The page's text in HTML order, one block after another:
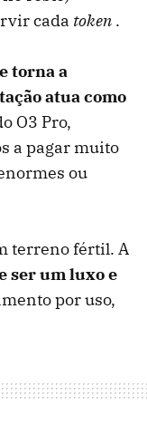
cada token .
torna a
atua como
O3 Pro,
a pagar muito
ou
terreno fértil. A
ser um luxo e
por uso,